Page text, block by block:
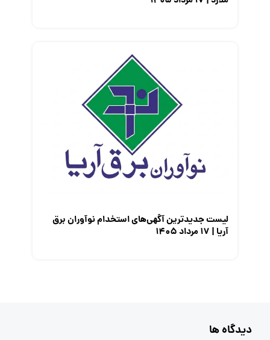
لیست جدیدترین آگهی‌های استخدام نوآوران برق
آریا | ۱۷ مرداد ۱۴۰۵
دیدگاه ها